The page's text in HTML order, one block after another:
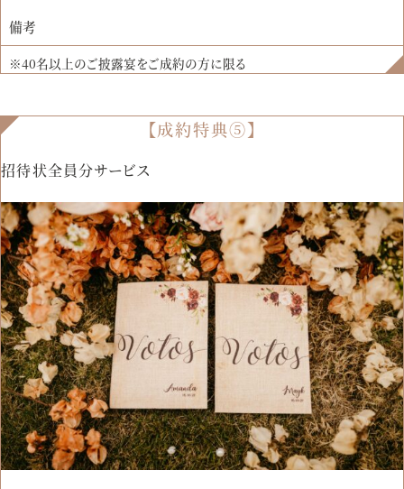
備考
※40名以上のご披露宴をご成約の方に限る
【成約特典⑤】
招待状全員分サービス